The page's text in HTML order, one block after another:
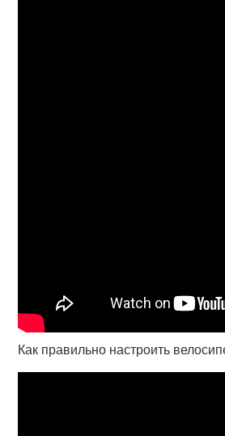
Как правильно настроить